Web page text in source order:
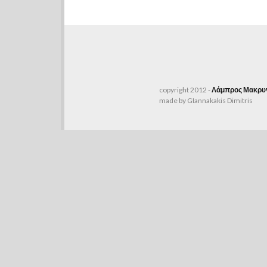
copyright 2012 -Λάμπρος
made by GIannakakis Dimitris